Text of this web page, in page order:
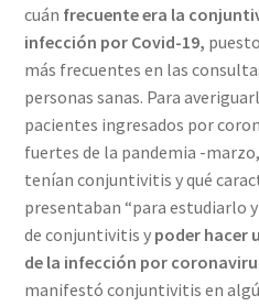
cuán frecuente era la
infección por Covid-19,
más frecuentes en las
personas sanas. Para
pacientes ingresados por
fuertes de la pandemia -
tenían conjuntivitis y qué
presentaban “para estudiarlo
de conjuntivitis y poder hacer
de la infección por
manifestó conjuntivitis en